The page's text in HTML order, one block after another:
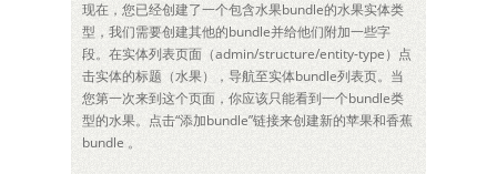
现在，您已经创建了一个包含水果bundle的水果实体类
型，我们需要创建其他的bundle并给他们附加一些字
段。在实体列表页面（admin/structure/entity-type）点
击实体的标题（水果），导航至实体bundle列表页。当
您第一次来到这个页面，你应该只能看到一个bundle类
型的水果。点击“添加bundle”链接来创建新的苹果和香蕉
bundle 。